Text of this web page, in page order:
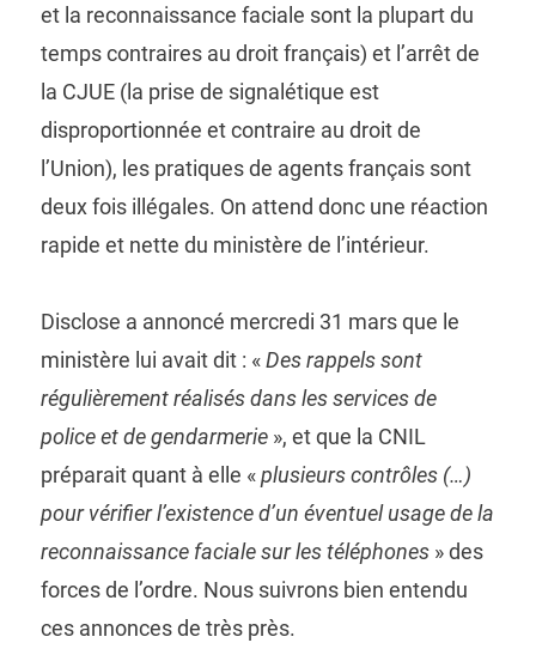
et la reconnaissance faciale sont la plupart du
temps contraires au droit français) et l’arrêt de
la CJUE (la prise de signalétique est
disproportionnée et contraire au droit de
l’Union), les pratiques de agents français sont
deux fois illégales. On attend donc une réaction
rapide et nette du ministère de l’intérieur.
Disclose a annoncé mercredi 31 mars que le
ministère lui avait dit : «Des rappels sont
régulièrement réalisés dans les services de
police et de gendarmerie», et que la CNIL
préparait quant à elle «plusieurs contrôles (…)
pour vérifier l’existence d’un éventuel usage de la
reconnaissance faciale sur les téléphones» des
forces de l’ordre. Nous suivrons bien entendu
ces annonces de très près.